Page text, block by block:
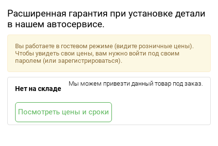
Расширенная гарантия при установке детали
в нашем автосервисе.
Вы работаете в гостевом режиме (видите розничные цены).
Чтобы увидеть свои цены, вам нужно войти под своим
паролем (или зарегистрироваться).
Нет на складе
Мы можем привезти данный товар под заказ.
Посмотреть цены и сроки